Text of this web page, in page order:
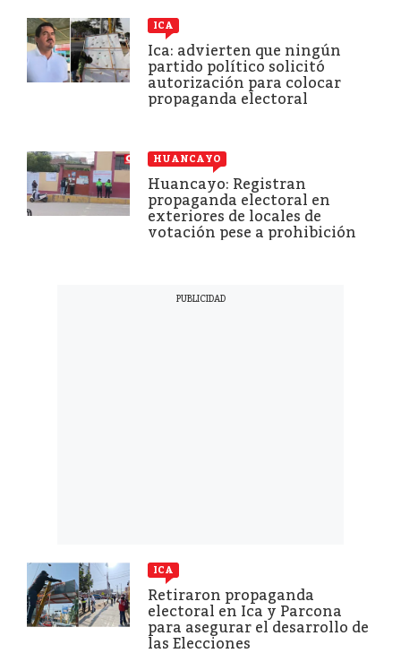
ICA
Ica: advierten que ningún
partido político solicitó
autorización para colocar
propaganda electoral
HUANCAYO
Huancayo: Registran
propaganda electoral en
exteriores de locales de
votación pese a prohibición
ICA
Retiraron propaganda
electoral en Ica y Parcona
para asegurar el desarrollo de
las Elecciones